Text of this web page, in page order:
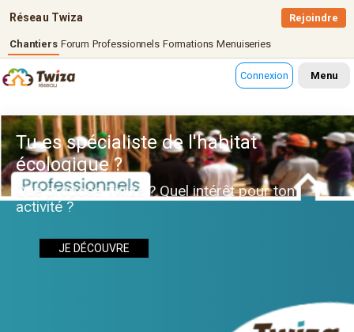
Réseau Twiza
Chantiers Forum Professionnels Formations Menuiseries
Rejoindre
Connexion Menu
Tu es spécialiste de l'habitat
écologique ?
Que propose Twiza ? Quel intérêt pour ton
activité ?
JE DÉCOUVRE